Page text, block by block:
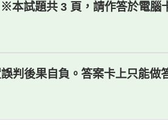
本試題共 3 頁，請作答於電腦
判後果自負。答案卡上只能做